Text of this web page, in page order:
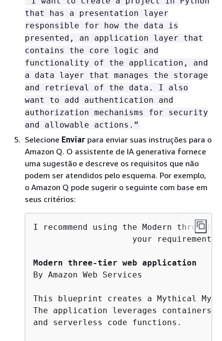
that has a presentation layer
responsible for how the data is
presented, an application layer that
contains the core logic and
functionality of the application, and
a data layer that manages the storage
and retrieval of the data. I also
want to add authentication and
authorization mechanisms for security
and allowable actions.”
Selecione Enviar para enviar suas instruções para o
Amazon Q. O assistente de IA generativa fornece
uma sugestão e descreve os requisitos que não
podem ser atendidos pelo esquema. Por exemplo,
o Amazon Q pode sugerir o seguinte com base em
seus critérios:
I recommend using the Modern
your
Modern three-tier web application
By Amazon Web Services
This blueprint creates a Mythical
The application leverages
and serverless code functions.